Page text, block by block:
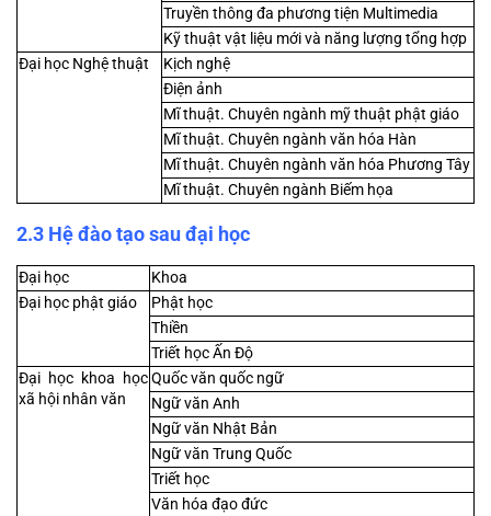
Truyền thông đa phương tiện Multimedia
Kỹ thuật vật liệu mới và năng lượng tổng hợp
Đại học Nghệ thuật
Kịch nghệ
Điện ảnh
Mĩ thuật. Chuyên ngành mỹ thuật phật giáo
Mĩ thuật. Chuyên ngành văn hóa Hàn
Mĩ thuật. Chuyên ngành văn hóa Phương Tây
Mĩ thuật. Chuyên ngành Biếm họa
2.3 Hệ đào tạo sau đại học
Đại học
Khoa
Đại học phật giáo
Phật học
Thiền
Triết học Ấn Độ
Đại học khoa học
xã hội nhân văn
Quốc văn quốc ngữ
Ngữ văn Anh
Ngữ văn Nhật Bản
Ngữ văn Trung Quốc
Triết học
Văn hóa đạo đức